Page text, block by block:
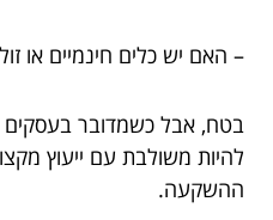
– האם יש כלים חינמיים או
בטח, אבל כשמדובר בעסקים
להיות משולבת עם ייעוץ
ההשקעה.